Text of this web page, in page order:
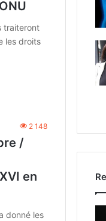
traiteront
les droits
2 148
/
en
donné les